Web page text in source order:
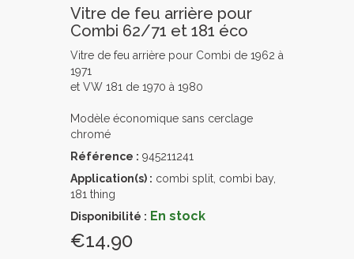
Vitre de feu arrière pour
Combi 62/71 et 181 éco
Vitre de feu arrière pour Combi de 1962 à
1971
et VW 181 de 1970 à 1980
Modèle économique sans cerclage
chromé
Référence : 945211241
Application(s) : combi split, combi bay,
181 thing
Disponibilité : En stock
€14.90